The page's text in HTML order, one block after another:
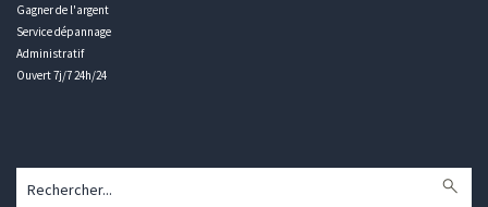
Gagner de l'argent
Service dépannage
Administratif
Ouvert 7j/7 24h/24